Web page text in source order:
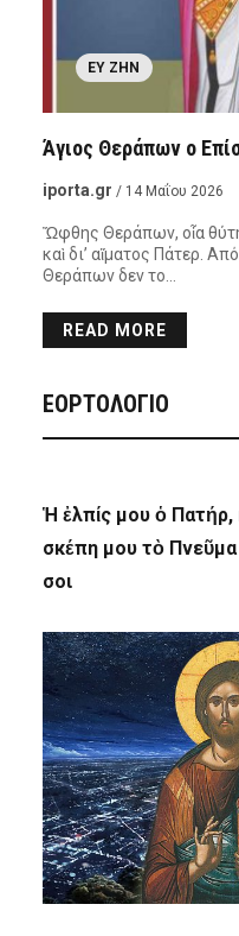
ΕΥ ΖΗΝ
Άγιος Θεράπων ο
iporta.gr / 14 Μαΐου 2026
Ὤφθης Θεράπων, οἷα
καὶ δι’ αἵματος Πάτερ.
Θεράπων δεν το…
READ MORE
ΕΟΡΤΟΛΟΓΙΟ
Ἡ ἐλπίς μου ὁ
σκέπη μου τὸ Πνεῦμα
σοι